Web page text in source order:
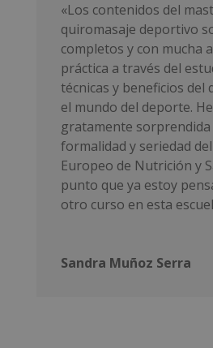
«Los contenidos del
quiromasaje deportivo
completos y con mucha
práctica a través del
técnicas y beneficios del
el mundo del deporte.
gratamente sorprendida
formalidad y seriedad
Europeo de Nutrición y
punto que ya estoy
otro curso en esta
Sandra Muñoz Serra